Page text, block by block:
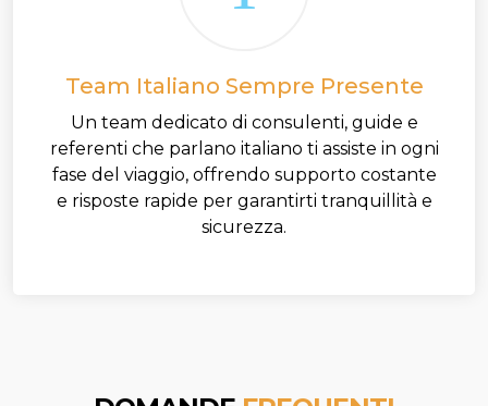
Team Italiano Sempre Presente
Un team dedicato di consulenti, guide e
referenti che parlano italiano ti assiste in ogni
fase del viaggio, offrendo supporto costante
e risposte rapide per garantirti tranquillità e
sicurezza.